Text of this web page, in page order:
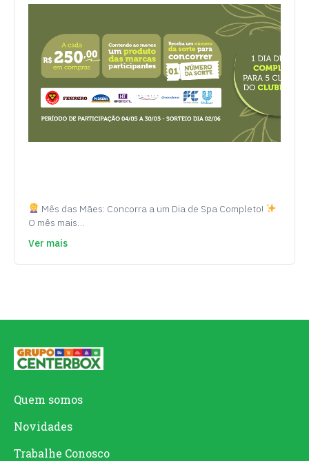
Mês das Mães: Concorra a um Dia de Spa Completo!
O mês mais…
Ver mais
Quem somos
Novidades
Trabalhe Conosco